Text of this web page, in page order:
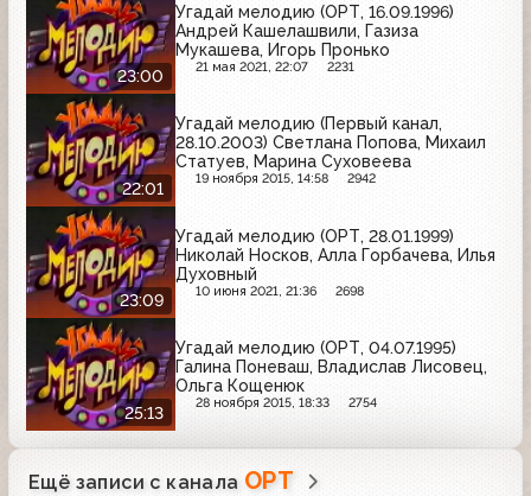
23:00
Угадай мелодию (ОРТ, 16.09.1996)
Андрей Кашелашвили, Газиза
Мукашева, Игорь Пронько
21 мая 2021, 22:07 2231
22:01
Угадай мелодию (Первый канал,
28.10.2003) Светлана Попова, Михаил
Статуев, Марина Суховеева
19 ноября 2015, 14:58 2942
23:09
Угадай мелодию (ОРТ, 28.01.1999)
Николай Носков, Алла Горбачева, Илья
Духовный
10 июня 2021, 21:36 2698
25:13
Угадай мелодию (ОРТ, 04.07.1995)
Галина Поневаш, Владислав Лисовец,
Ольга Кощенюк
28 ноября 2015, 18:33 2754
Ещё записи с канала ОРТ